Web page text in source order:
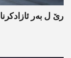
رێ ل بەر